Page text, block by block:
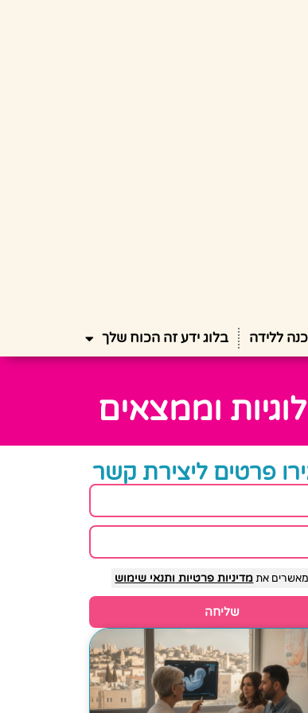
ללידה בלוג ידע זה הכוח שלך
וממצאים
פרטים ליצירת קשר
אתמדיניות פרטיות ותנאי שימוש
שליחה